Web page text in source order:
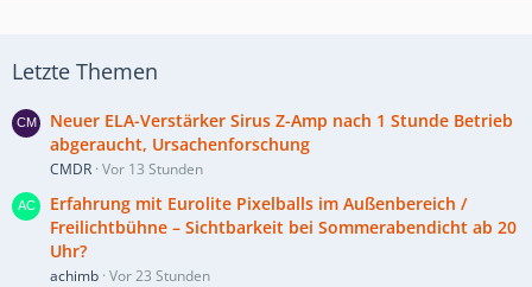
Letzte Themen
Neuer ELA-Verstärker Sirus Z-Amp nach 1 Stunde Betrieb
abgeraucht, Ursachenforschung
CMDR Vor 13 Stunden
Erfahrung mit Eurolite Pixelballs im Außenbereich /
Freilichtbühne – Sichtbarkeit bei Sommerabendicht ab 20
Uhr?
achimb Vor 23 Stunden